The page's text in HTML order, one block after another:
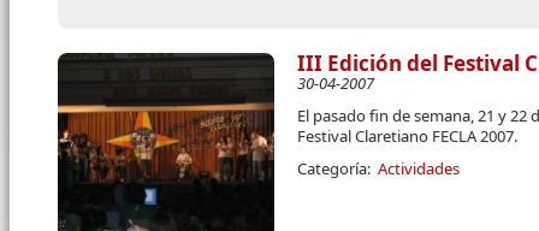
III Edición del Festival
30-04-2007
El pasado fin de semana, 21 y
Festival Claretiano FECLA 2007.
Categoría: Actividades